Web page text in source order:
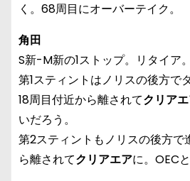
く。68周目にオーバーテイク。
角田
S新-M新の1ストップ。リタイア。
第1スティントはノリスの後方で
18周目付近から離されてクリア
いだろう。
第2スティントもノリスの後方
ら離されてクリアエアに。OEC